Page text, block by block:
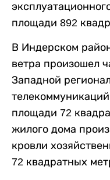
площади 892
В Индерском
ветра произошел
Западной
площади 72
жилого дома
кровли
72 квадратных